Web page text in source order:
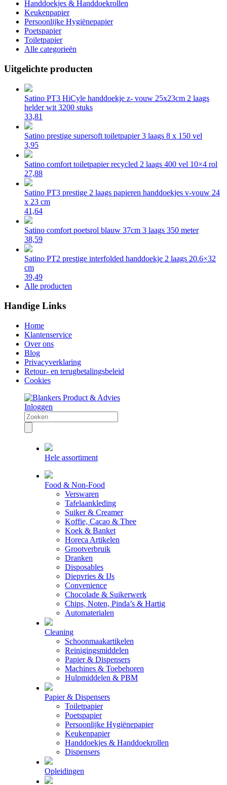
Handdoekjes & Handdoekrollen
Keukenpapier
Persoonlijke Hygiënepapier
Poetspapier
Toiletpapier
Alle categorieën
Uitgelichte producten
Satino PT3 HiCyle handdoekje z- vouw 25x23cm 2 laags
helder wit 3200 stuks
33,81
Satino prestige supersoft toiletpapier 3 laags 8 x 150 vel
3,95
Satino comfort toiletpapier recycled 2 laags 400 vel 10×4 rol
27,88
Satino PT3 prestige 2 laags papieren handdoekjes v-vouw 24
x 23 cm
41,64
Satino comfort poetsrol blauw 37cm 3 laags 350 meter
38,59
Satino PT2 prestige interfolded handdoekje 2 laags 20.6×32
cm
39,49
Alle producten
Handige Links
Home
Klantenservice
Over ons
Blog
Privacyverklaring
Retour- en terugbetalingsbeleid
Cookies
Inloggen
Hele assortiment
Food & Non-Food
Verswaren
Tafelaankleding
Suiker & Creamer
Koffie, Cacao & Thee
Koek & Banket
Horeca Artikelen
Grootverbruik
Dranken
Disposables
Diepvries & IJs
Convenience
Chocolade & Suikerwerk
Chips, Noten, Pinda’s & Hartig
Automaterialen
Cleaning
Schoonmaakartikelen
Reinigingsmiddelen
Papier & Dispensers
Machines & Toebehoren
Hulpmiddelen & PBM
Papier & Dispensers
Toiletpapier
Poetspapier
Persoonlijke Hygiënepapier
Keukenpapier
Handdoekjes & Handdoekrollen
Dispensers
Opleidingen